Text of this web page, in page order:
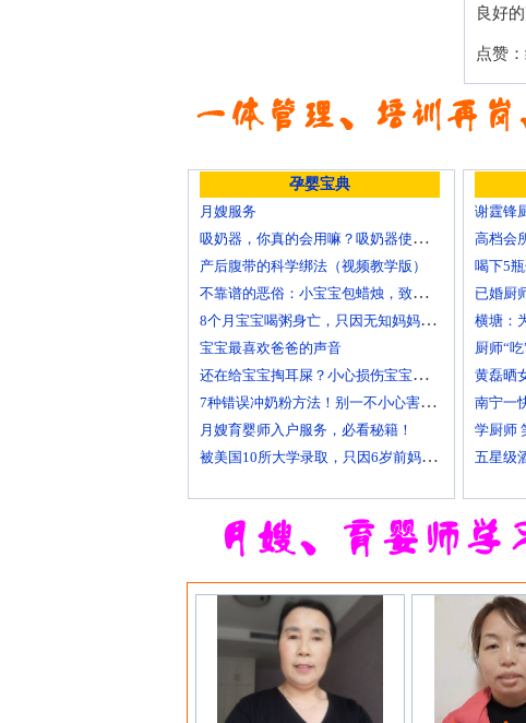
良好
点赞
孕婴宝典
月嫂服务
吸奶器，你真的会用嘛？吸奶器使用方法大全！
产后腹带的科学绑法（视频教学版）
不靠谱的恶俗：小宝宝包蜡烛，致使终身残疾！
8个月宝宝喝粥身亡，只因无知妈妈给TA吃了这个！
宝宝最喜欢爸爸的声音
还在给宝宝掏耳屎？小心损伤宝宝听力！
7种错误冲奶粉方法！别一不小心害了宝宝
月嫂育婴师入户服务，必看秘籍！
被美国10所大学录取，只因6岁前妈妈做了这8件事
喝下5
横塘：
厨师“
学厨师
五星级